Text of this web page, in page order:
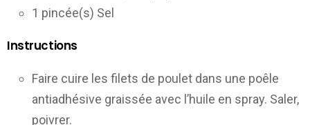
1 pincée(s) Sel
Instructions
Faire cuire les filets de poulet dans une poêle
antiadhésive graissée avec l’huile en spray. Saler,
poivrer.